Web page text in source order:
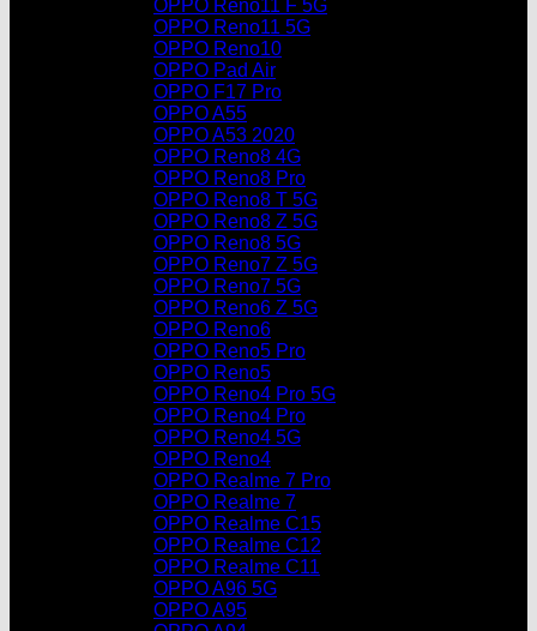
OPPO Reno11 F 5G
OPPO Reno11 5G
OPPO Reno10
OPPO Pad Air
OPPO F17 Pro
OPPO A55
OPPO A53 2020
OPPO Reno8 4G
OPPO Reno8 Pro
OPPO Reno8 T 5G
OPPO Reno8 Z 5G
OPPO Reno8 5G
OPPO Reno7 Z 5G
OPPO Reno7 5G
OPPO Reno6 Z 5G
OPPO Reno6
OPPO Reno5 Pro
OPPO Reno5
OPPO Reno4 Pro 5G
OPPO Reno4 Pro
OPPO Reno4 5G
OPPO Reno4
OPPO Realme 7 Pro
OPPO Realme 7
OPPO Realme C15
OPPO Realme C12
OPPO Realme C11
OPPO A96 5G
OPPO A95